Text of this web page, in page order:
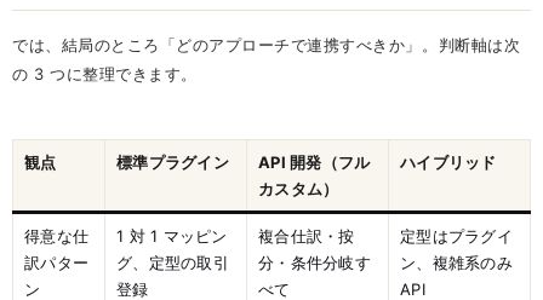
では、結局のところ「どのアプローチで連携すべきか」。判断軸は次
の 3 つに整理できます。
観点 標準プラグイン
API 開発（フル
カスタム）
ハイブリッド
得意な仕
訳パター
ン
1 対 1 マッピン
グ、定型の取引
登録
複合仕訳・按
分・条件分岐す
べて
定型はプラグイ
ン、複雑系のみ
API